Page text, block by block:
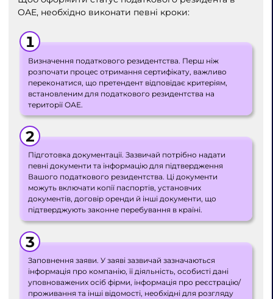
ОАЕ, необхідно виконати певні кроки:
Визначення податкового резидентства. Перш ніж
розпочати процес отримання сертифікату, важливо
переконатися, що претендент відповідає критеріям,
встановленим для податкового резидентства на
території ОАЕ.
Підготовка документації. Зазвичай потрібно надати
певні документи та інформацію для підтвердження
Вашого податкового резидентства. Ці документи
можуть включати копії паспортів, установчих
документів, договір оренди й інші документи, що
підтверджують законне перебування в країні.
Заповнення заяви. У заяві зазвичай зазначаються
інформація про компанію, її діяльність, особисті дані
уповноважених осіб фірми, інформація про реєстрацію/
проживання та інші відомості, необхідні для розгляду